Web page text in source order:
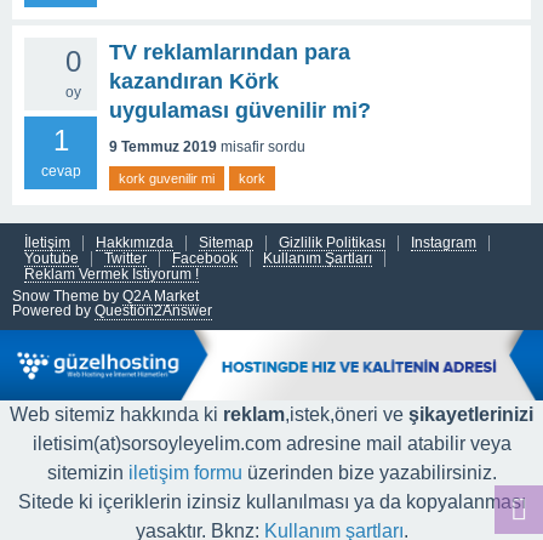
0
oy
1
cevap
TV reklamlarından para
kazandıran Körk
uygulaması güvenilir mi?
9 Temmuz 2019 misafir sordu
kork guvenilir mi kork
İletişim Hakkımızda Sitemap Gizlilik Politikası
Instagram
Youtube
Twitter Facebook
Kullanım Şartları
Reklam Vermek İstiyorum !
Snow Theme by Q2A Market
Powered by Question2Answer
Web sitemiz hakkında ki reklam,istek,öneri ve şikayetlerinizi
iletisim(at)sorsoyleyelim.com adresine mail atabilir veya
sitemizin iletişim formu üzerinden bize yazabilirsiniz.
Sitede ki içeriklerin izinsiz kullanılması ya da kopyalanması
yasaktır. Bknz: Kullanım şartları.